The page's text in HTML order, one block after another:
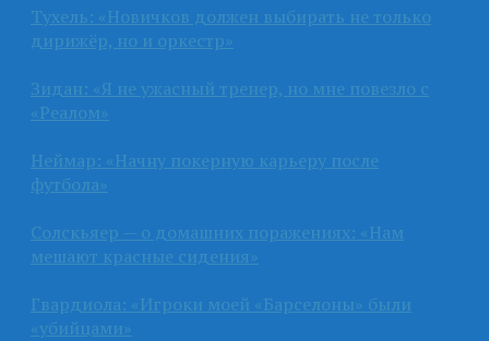
Тухель: «Новичков должен выбирать не только
дирижёр, но и оркестр»
Зидан: «Я не ужасный тренер, но мне повезло с
«Реалом»
Неймар: «Начну покерную карьеру после
футбола»
Солскьяер — о домашних поражениях: «Нам
мешают красные сидения»
Гвардиола: «Игроки моей «Барселоны» были
«убийцами»